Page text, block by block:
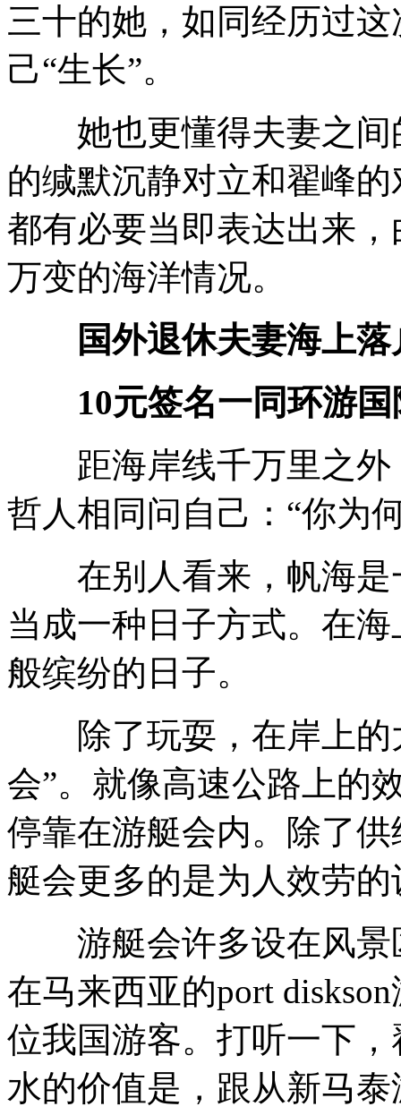
三十的她，如同经历过
己“生长”。
她也更懂得夫妻之间
的缄默沉静对立和翟峰
都有必要当即表达出来
万变的海洋情况。
国外退休夫妻海上落
10元签名一同环游国
距海岸线千万里之外
哲人相同问自己：“你为
在别人看来，帆海是
当成一种日子方式。在
般缤纷的日子。
除了玩耍，在岸上的
会”。就像高速公路上的
停靠在游艇会内。除了
艇会更多的是为人效劳
游艇会许多设在风景
在马来西亚的port
位我国游客。打听一下
水的价值是，跟从新马